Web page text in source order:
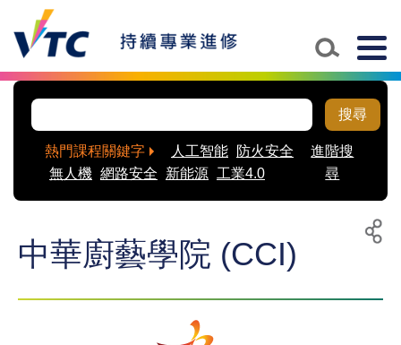
搜尋
熱門課程關鍵字 人工智能
防火安全
無人機 網路安全 新能源 工業4.0
進階搜
尋
中華廚藝學院 (CCI)
至